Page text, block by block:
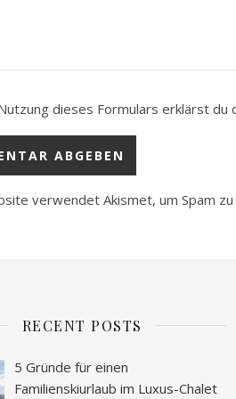
dieses Formulars erklärst du
verwendet Akismet, um Spam
RECENT POSTS
5 Gründe für einen
Familienskiurlaub im Luxus-Chalet